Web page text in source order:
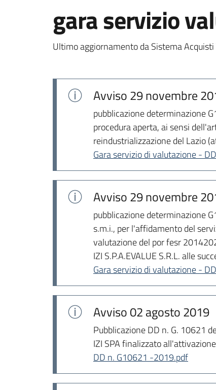
gara servizio
Ultimo aggiornamento da Sistema Acquisti
Avviso29 novembre
pubblicazione determinazione
procedura aperta, ai sensi
reindustrializzazione del Lazio
Gara servizio di valutazione -
Avviso29 novembre
pubblicazione determinazione
s.m.i., per l'affidamento del
valutazione del por fesr
IZI S.P.A.EVALUE S.R.L. alle
Gara servizio di valutazione -
Avviso02 agosto 2019
Pubblicazione DD n. G. 10621
IZI SPA finalizzato
DD n. G10621 -2019.pdf